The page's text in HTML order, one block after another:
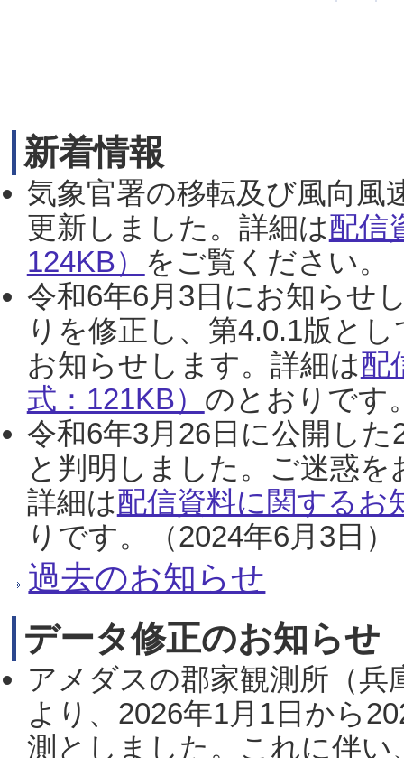
新着情報
気象官署の移転及び風向風
更新しました。詳細は配信
124KB） をご覧ください。
令和6年6月3日にお知らせ
りを修正し、第4.0.1版と
お知らせします。詳細は配
式：121KB） のとおりです
令和6年3月26日に公開し
と判明しました。ご迷惑
詳細は配信資料に関するお
りです。（2024年6月3日）
過去のお知らせ
データ修正のお知らせ
アメダスの郡家観測所（
より、2026年1月1日から
測としました。これに伴い